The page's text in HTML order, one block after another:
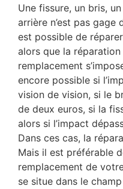
Une fissure, un bris,
arrière n’est pas gage
est possible de
alors que la réparation
remplacement
encore possible si
vision de vision, si le
de deux euros, si la
alors si l’impact
Dans ces cas, la
Mais il est préférable
remplacement de
se situe dans le